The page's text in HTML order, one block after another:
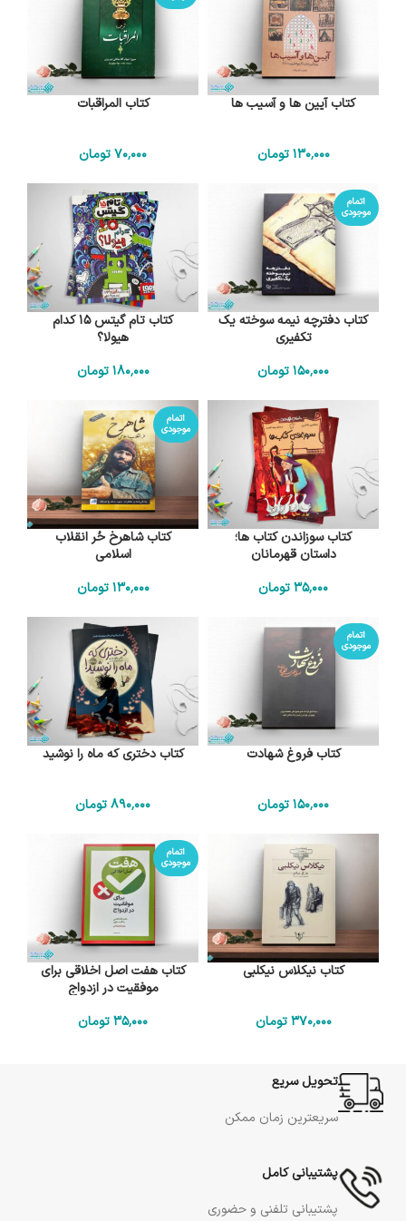
کتاب آیین ها و آسیب ها
130٬000 تومان
کتاب المراقبات
70٬000تومان
اتمام
موجودی
کتاب دفترچه نیمه سوخته یک
تکفیری
150٬000تومان
کتاب تام گیتس 15 کدام
هیولا؟
180٬000 تومان
کتاب سوزاندن کتاب ها؛
داستان قهرمانان
35٬000تومان
اتمام
موجودی
کتاب شاهرخ حُر انقلاب
اسلامی
130٬000 تومان
اتمام
موجودی
کتاب فروغ شهادت
150٬000تومان
کتاب دختری که ماه را نوشید
890٬000تومان
کتاب نیکلاس نیکلبی
370٬000 تومان
اتمام
موجودی
کتاب هفت اصل اخلاقی برای
موفقیت در ازدواج
35٬000تومان
تحویل سریع
سریعترین زمان ممکن
پشتیبانی کامل
پشتیبانی تلفنی و حضوری